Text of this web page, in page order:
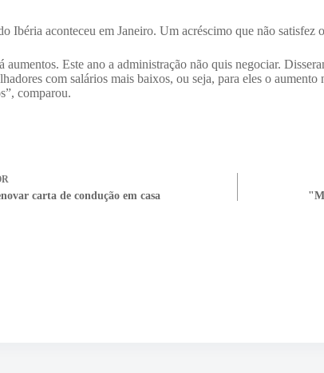
Ibéria aconteceu em Janeiro. Um acréscimo que não satisfez
aumentos. Este ano a administração não quis negociar.
com salários mais baixos, ou seja, para eles o
comparou.
carta de condução em casa